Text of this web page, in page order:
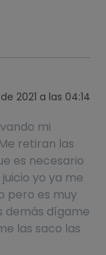
2021 a las 04:14
mi
retiran las
es necesario
yo ya me
pero es muy
demás dígame
las saco las